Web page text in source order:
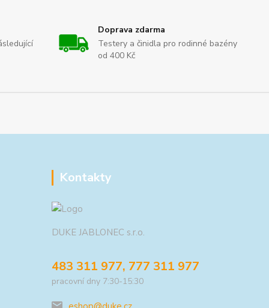
Doprava zdarma
Testery a činidla pro rodinné bazény
od 400 Kč
Kontakty
DUKE JABLONEC s.r.o.
483 311 977, 777 311 977
pracovní dny 7:30-15:30